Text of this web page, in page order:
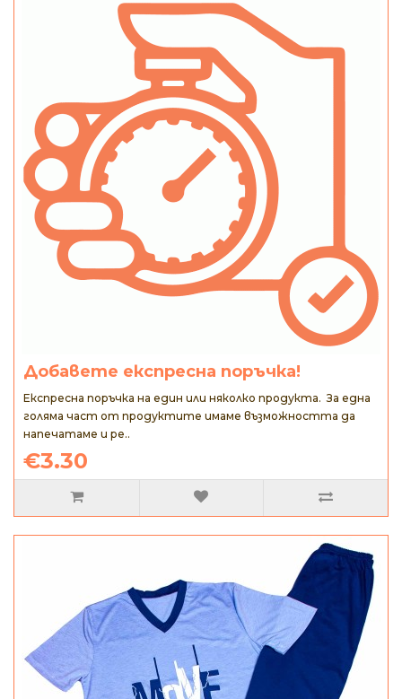
Добавете експресна поръчка!
Експресна поръчка на един или няколко продукта. За една
голяма част от продуктите имаме възможността да
напечатаме и ре..
€3.30